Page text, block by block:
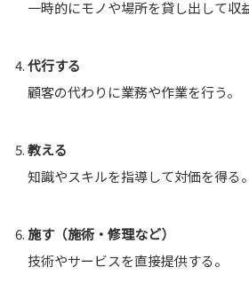
一時的にモノや場所を貸し出して収
代行する
顧客の代わりに業務や作業を行う。
教える
知識やスキルを指導して対価を得る。
施す（施術・修理など）
技術やサービスを直接提供する。